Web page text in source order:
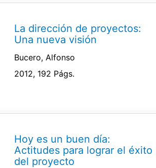
La dirección de proyectos:
Una nueva visión
Bucero, Alfonso
2012, 192 Págs.
Hoy es un buen día:
Actitudes para lograr el éxito
del proyecto